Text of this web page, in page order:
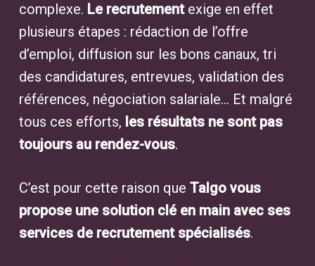
complexe. Le recrutementexige en effet
plusieurs étapes : rédaction de l’offre
d’emploi, diffusion sur les bons canaux, tri
des candidatures, entrevues, validation des
références, négociation salariale… Et malgré
tous ces efforts, les résultats ne sont pas
toujours au rendez-vous.
C’est pour cette raison que Talgo vous
propose une solution clé en main avec ses
services de recrutement spécialisés.